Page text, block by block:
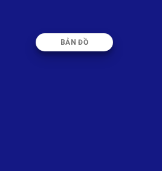
BẢN ĐỒ